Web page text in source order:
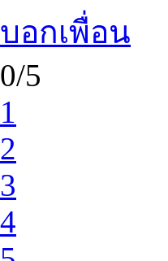
บอกเพื่อน
0/5
1
2
3
4